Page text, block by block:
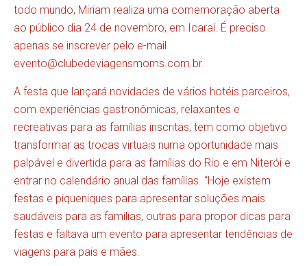
todo mundo, Miriam realiza uma comemoração aberta
ao público dia 24 de novembro, em Icaraí. É preciso
apenas se inscrever pelo e-mail
evento@clubedeviagensmoms.com.br.
A festa que lançará novidades de vários hotéis parceiros,
com experiências gastronômicas, relaxantes e
recreativas para as famílias inscritas, tem como objetivo
transformar as trocas virtuais numa oportunidade mais
palpável e divertida para as famílias do Rio e em Niterói e
entrar no calendário anual das famílias. “Hoje existem
festas e piqueniques para apresentar soluções mais
saudáveis para as famílias, outras para propor dicas para
festas e faltava um evento para apresentar tendências de
viagens para pais e mães.